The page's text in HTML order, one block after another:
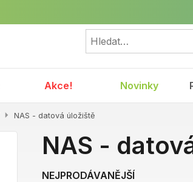
Akce! Novinky
NAS - datová úložiště
NAS -
NEJPRODÁVANĚJŠÍ